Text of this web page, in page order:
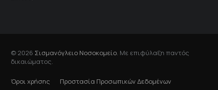
© 2026 Σισμανόγλειο Νοσοκομείο . Με επιφύλαξη παντός
δικαιώματος.
Όροι χρήσης Προστασία Προσωπικών Δεδομένων